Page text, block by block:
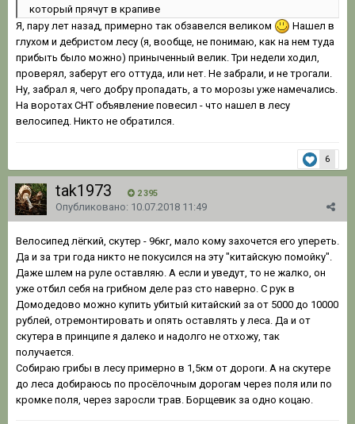
который прячут в крапиве
Я, пару лет назад, примерно так обзавелся великом
Нашел в
глухом и дебристом лесу (я, вообще, не понимаю, как на нем туда
прибыть было можно) приныченный велик. Три недели ходил,
проверял, заберут его оттуда, или нет. Не забрали, и не трогали.
Ну, забрал я, чего добру пропадать, а то морозы уже намечались.
На воротах СНТ объявление повесил - что нашел в лесу
велосипед. Никто не обратился.
6
tak1973 2 395
Опубликовано: 10.07.2018 11:49
Велосипед лёгкий, скутер - 96кг, мало кому захочется его упереть.
Да и за три года никто не покусился на эту "китайскую помойку".
Даже шлем на руле оставляю. А если и уведут, то не жалко, он
уже отбил себя на грибном деле раз сто наверно. С рук в
Домодедово можно купить убитый китайский за от 5000 до 10000
рублей, отремонтировать и опять оставлять у леса. Да и от
скутера в принципе я далеко и надолго не отхожу, так
получается.
Собираю грибы в лесу примерно в 1,5км от дороги. А на скутере
до леса добираюсь по просёлочным дорогам через поля или по
кромке поля, через заросли трав. Борщевик за одно коцаю.